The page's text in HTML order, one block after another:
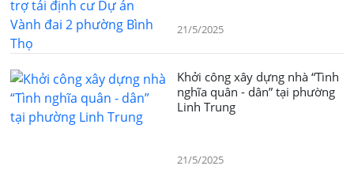
21/5/2025
Khởi công xây dựng nhà “Tình
nghĩa quân - dân” tại phường
Linh Trung
21/5/2025